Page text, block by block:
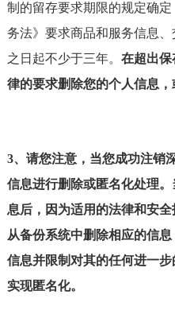
制的留存要求期限的规定确
务法》要求商品和服务信息
之日起不少于三年。 在超出保
律的要求删除您的个人信息，
3、请您注意，当您成功注销
信息进行删除或匿名化处理
息后，因为适用的法律和安
从备份系统中删除相应的信
信息并限制对其的任何进一
实现匿名化。